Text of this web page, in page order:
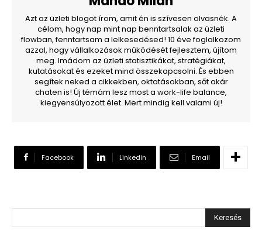
Azt az üzleti blogot írom, amit én is szívesen olvasnék. A
célom, hogy nap mint nap benntartsalak az üzleti
flowban, fenntartsam a lelkesedésed! 10 éve foglalkozom
azzal, hogy vállalkozások működését fejlesztem, újítom
meg. Imádom az üzleti statisztikákat, stratégiákat,
kutatásokat és ezeket mind összekapcsolni. És ebben
segítek neked a cikkekben, oktatásokban, sőt akár
chaten is! Új témám lesz most a work-life balance,
kiegyensúlyozott élet. Mert mindig kell valami új!
Facebook Linkedin Email
Keresés